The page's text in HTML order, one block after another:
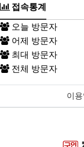
접속통계
오늘 방문자
어제 방문자
최대 방문자
전체 방문자
이